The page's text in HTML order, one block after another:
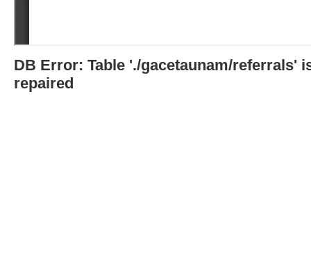
DB Error: Table './gacetaunam/referrals'
repaired